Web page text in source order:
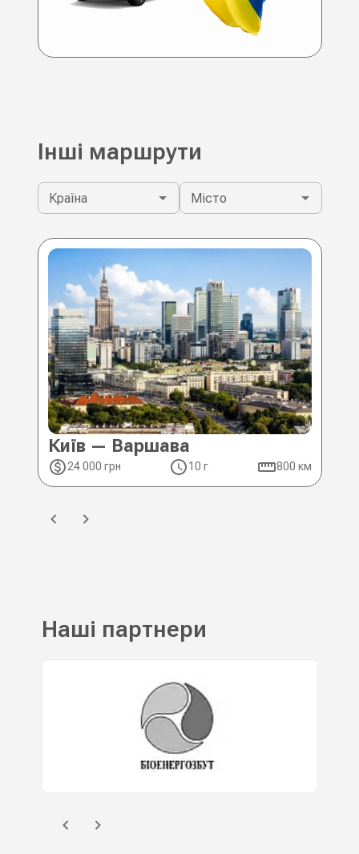
Інші маршрути
Країна Місто
Київ — Варшава
24 000 грн 10 г 800 км
Наші партнери